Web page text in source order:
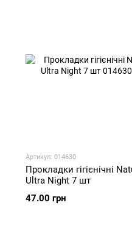
Артикул: 014630
Прокладки гігієнічні
Ultra Night 7 шт
47.00 грн